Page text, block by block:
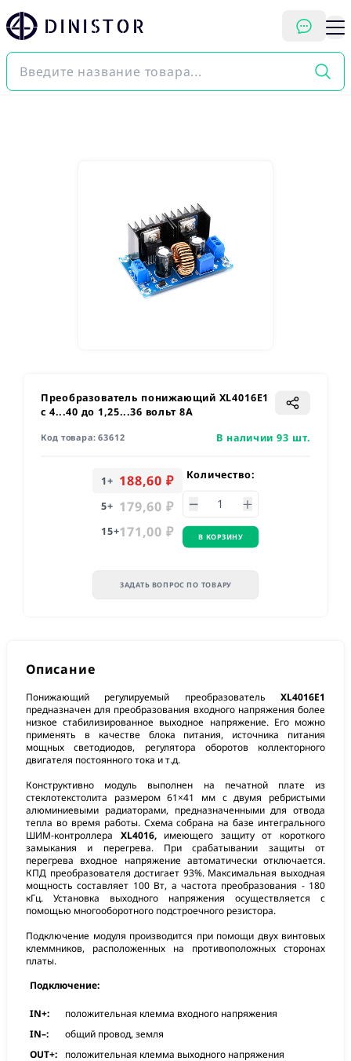
DINISTOR
Преобразователь понижающий XL4016E1
с 4...40 до 1,25...36 вольт 8A
Код товара:63612 В наличии 93 шт.
1+ 188,60 ₽
5+ 179,60 ₽
15+171,00 ₽
Количество:
В КОРЗИНУ
ЗАДАТЬ ВОПРОС ПО ТОВАРУ
Описание
Понижающий регулируемый преобразователь XL4016E1
предназначен для преобразования входного напряжения более
низкое стабилизированное выходное напряжение. Его можно
применять в качестве блока питания, источника питания
мощных светодиодов, регулятора оборотов коллекторного
двигателя постоянного тока и т.д.
Конструктивно модуль выполнен на печатной плате из
стеклотекстолита размером 61×41 мм с двумя ребристыми
алюминиевыми радиаторами, предназначенными для отвода
тепла во время работы. Схема собрана на базе интегрального
ШИМ-контроллера XL4016, имеющего защиту от короткого
замыкания и перегрева. При срабатывании защиты от
перегрева входное напряжение автоматически отключается.
КПД преобразователя достигает 93%. Максимальная выходная
мощность составляет 100 Вт, а частота преобразования - 180
кГц. Установка выходного напряжения осуществляется с
помощью многооборотного подстроечного резистора.
Подключение модуля производится при помощи двух винтовых
клеммников, расположенных на противоположных сторонах
платы.
Подключение:
IN+:
положительная клемма входного напряжения
IN–:
общий провод, земля
OUT+:
положительная клемма выходного напряжения